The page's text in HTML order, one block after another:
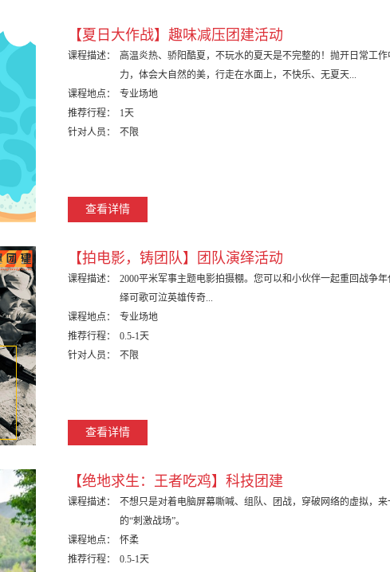
【夏日大作战】趣味减压团建活动
课程描述：
高温炎热、骄阳酷夏，不玩水的夏天是不完整的！抛开日常工
力，体会大自然的美，行走在水面上，不快乐、无夏天...
课程地点：
专业场地
推荐行程：
1天
针对人员：
不限
查看详情
【拍电影，铸团队】团队演绎活动
课程描述：
2000平米军事主题电影拍摄棚。您可以和小伙伴一起重回战争
绎可歌可泣英雄传奇...
课程地点：
专业场地
推荐行程：
0.5-1天
针对人员：
不限
查看详情
【绝地求生：王者吃鸡】科技团建
课程描述：
不想只是对着电脑屏幕嘶喊、组队、团战，穿破网络的虚拟，来
的“刺激战场”。
课程地点：
怀柔
推荐行程：
0.5-1天